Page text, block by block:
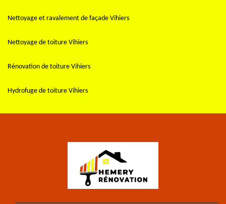
Nettoyage et ravalement de façade Vihiers
Nettoyage de toiture Vihiers
Rénovation de toiture Vihiers
Hydrofuge de toiture Vihiers